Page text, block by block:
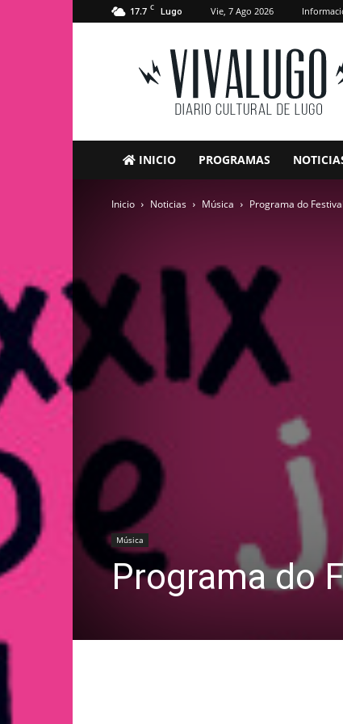
17.7 C Lugo Vie, 7 Ago 2026
VivaLugo
INICIO PROGRAMAS
Inicio Noticias Música Programa do
Música
Programa do